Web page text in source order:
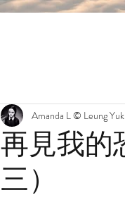
再見我的
三）
Amanda L © Leung